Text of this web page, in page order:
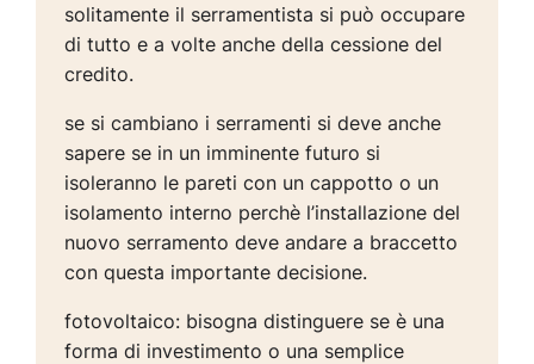
solitamente il serramentista si può occupare
di tutto e a volte anche della cessione del
credito.
se si cambiano i serramenti si deve anche
sapere se in un imminente futuro si
isoleranno le pareti con un cappotto o un
isolamento interno perchè l’installazione del
nuovo serramento deve andare a braccetto
con questa importante decisione.
fotovoltaico: bisogna distinguere se è una
forma di investimento o una semplice